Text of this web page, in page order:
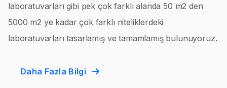
laboratuvarları gibi pek çok farklı alanda 50 m2 den
5000 m2 ye kadar çok farklı niteliklerdeki
laboratuvarları tasarlamış ve tamamlamış bulunuyoruz.
Daha Fazla Bilgi